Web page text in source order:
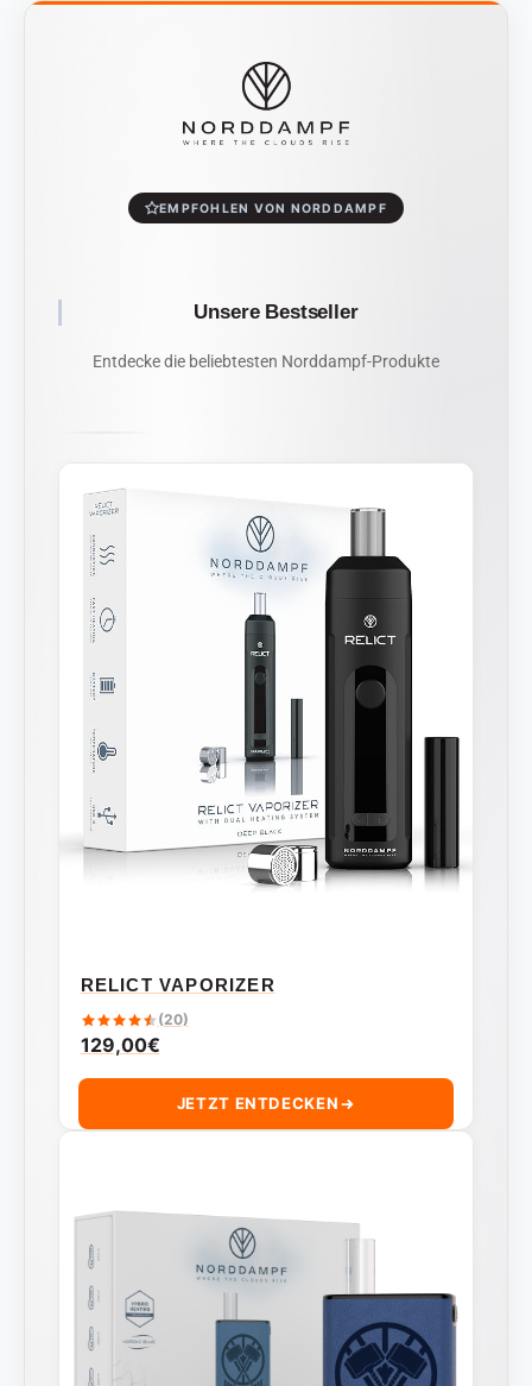
EMPFOHLEN VON NORDDAMPF
Unsere Bestseller
Entdecke die beliebtesten Norddampf-Produkte
RELICT VAPORIZER
(20)
129,00€
JETZT ENTDECKEN